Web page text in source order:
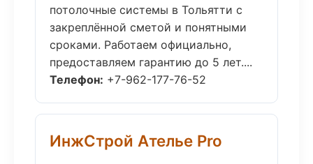
потолочные системы в Тольятти с
закреплённой сметой и понятными
сроками. Работаем официально,
предоставляем гарантию до 5 лет....
Телефон: +7-962-177-76-52
ИнжСтрой Ателье Pro